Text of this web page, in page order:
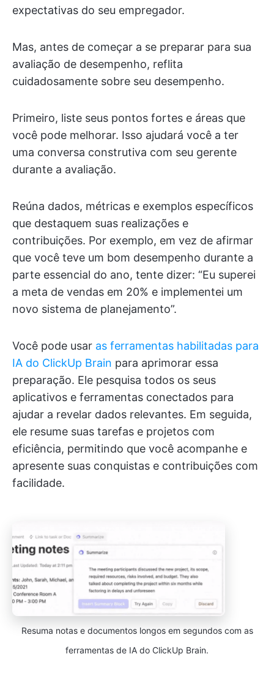
expectativas do seu empregador.
Mas, antes de começar a se preparar para sua
avaliação de desempenho, reflita
cuidadosamente sobre seu desempenho.
Primeiro, liste seus pontos fortes e áreas que
você pode melhorar. Isso ajudará você a ter
uma conversa construtiva com seu gerente
durante a avaliação.
Reúna dados, métricas e exemplos específicos
que destaquem suas realizações e
contribuições. Por exemplo, em vez de afirmar
que você teve um bom desempenho durante a
parte essencial do ano, tente dizer: “Eu superei
a meta de vendas em 20% e implementei um
novo sistema de planejamento”.
Você pode usar as ferramentas habilitadas para
IA do ClickUp Brain para aprimorar essa
preparação. Ele pesquisa todos os seus
aplicativos e ferramentas conectados para
ajudar a revelar dados relevantes. Em seguida,
ele resume suas tarefas e projetos com
eficiência, permitindo que você acompanhe e
apresente suas conquistas e contribuições com
facilidade.
Resuma notas e documentos longos em segundos com as
ferramentas de IA do ClickUp Brain.